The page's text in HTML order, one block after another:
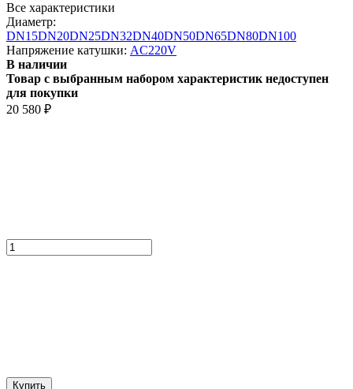
Все характеристики
Диаметр:
DN15DN20DN25DN32DN40DN50DN65DN80DN100
Напряжение катушки: AC220V
В наличии
Товар с выбранным набором характеристик недоступен
для покупки
20 580 ₽
Купить